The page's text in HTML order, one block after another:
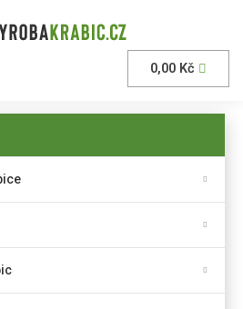
0,00 Kč